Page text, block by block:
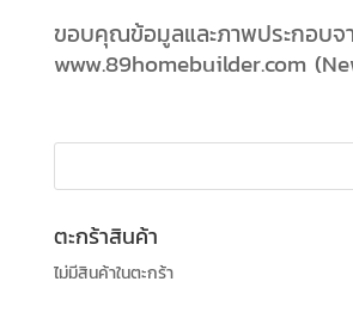
ขอบคุณข้อมูลและภาพประกอบจ
www.89homebuilder.com
ตะกร้าสินค้า
ไม่มีสินค้าในตะกร้า